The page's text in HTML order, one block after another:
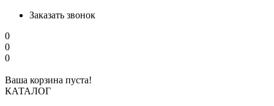
Заказать звонок
0
0
0
Ваша корзина пуста!
КАТАЛОГ